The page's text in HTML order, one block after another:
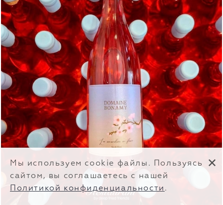
Мы используем cookie файлы. Пользуясь
сайтом, вы соглашаетесь с нашей
Политикой конфиденциальности .
✕